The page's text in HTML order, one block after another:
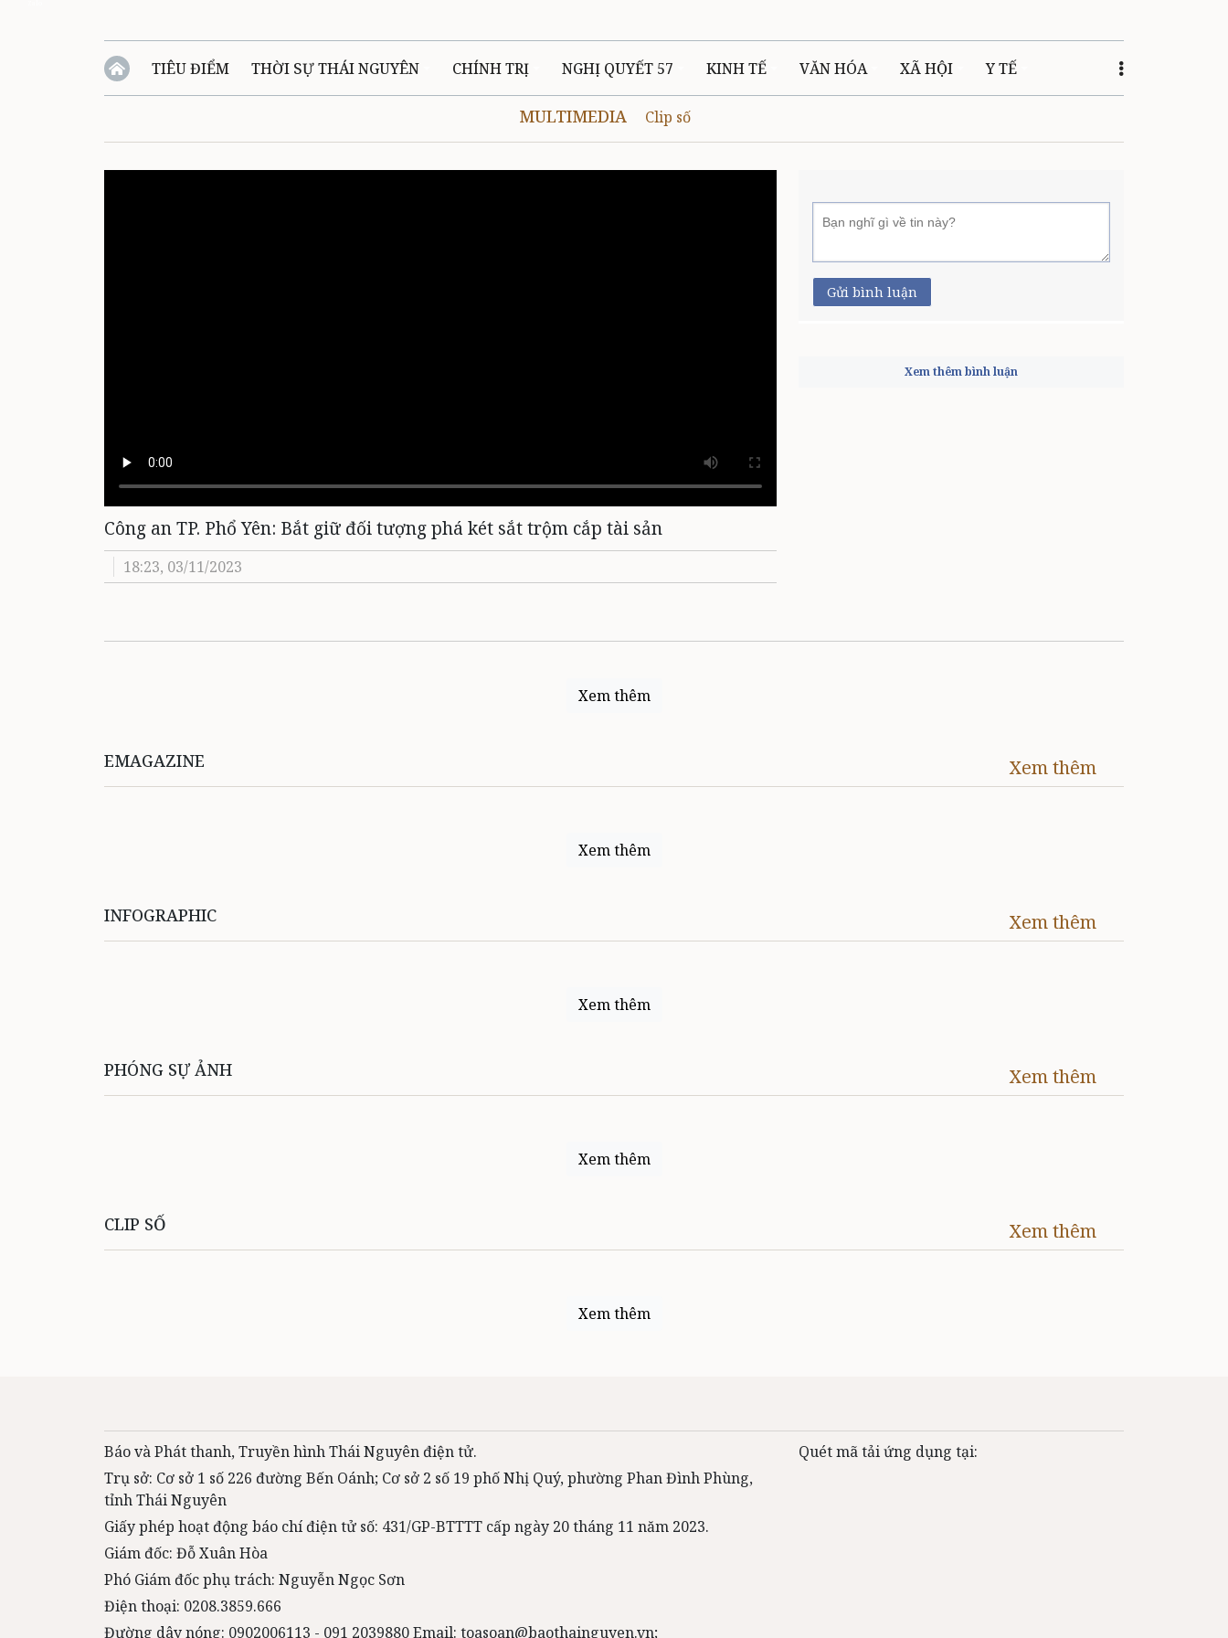
TIÊU ĐIỂM THỜI SỰ THÁI NGUYÊN CHÍNH TRỊ NGHỊ QUYẾT 57 KINH TẾ VĂN HÓA XÃ HỘI Y TẾ
MULTIMEDIA Clip số
Công an TP. Phổ Yên: Bắt giữ đối tượng phá két sắt trộm cắp tài sản
18:23, 03/11/2023
Gửi bình luận
Xem thêm bình luận
Xem thêm
EMAGAZINE Xem thêm
Xem thêm
INFOGRAPHIC Xem thêm
Xem thêm
PHÓNG SỰ ẢNH Xem thêm
Xem thêm
CLIP SỐ Xem thêm
Xem thêm
Báo và Phát thanh, Truyền hình Thái Nguyên điện tử.
Trụ sở: Cơ sở 1 số 226 đường Bến Oánh; Cơ sở 2 số 19 phố Nhị Quý, phường Phan Đình Phùng,
tỉnh Thái Nguyên
Giấy phép hoạt động báo chí điện tử số: 431/GP-BTTTT cấp ngày 20 tháng 11 năm 2023.
Giám đốc: Đỗ Xuân Hòa
Phó Giám đốc phụ trách: Nguyễn Ngọc Sơn
Điện thoại: 0208.3859.666
Đường dây nóng: 0902006113 - 091 2039880 Email: toasoan@baothainguyen.vn;
Quét mã tải ứng dụng tại: